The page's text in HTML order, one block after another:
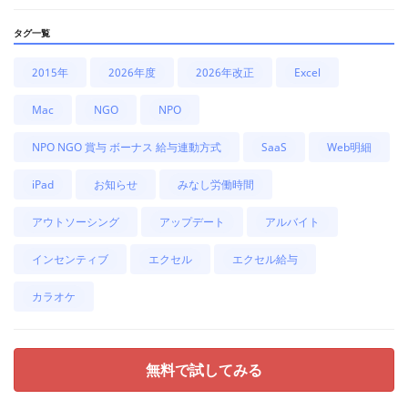
タグ一覧
2015年 2026年度 2026年改正 Excel
Mac NGO NPO
NPO NGO 賞与 ボーナス 給与連動方式 SaaS Web明細
iPad お知らせ みなし労働時間
アウトソーシング アップデート アルバイト
インセンティブ エクセル エクセル給与
カラオケ
無料で試してみる